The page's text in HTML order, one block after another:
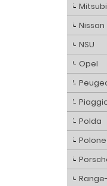
Nissan
NSU
Opel
Polda